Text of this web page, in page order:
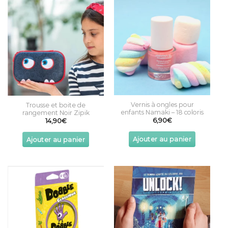
Trousse et boite de
rangement Noir Zipik
14,90€
Ajouter au panier
Vernis à ongles pour
enfants Namaki – 18 coloris
6,90€
Ajouter au panier
has
multiple
variants.
The
options
may
be